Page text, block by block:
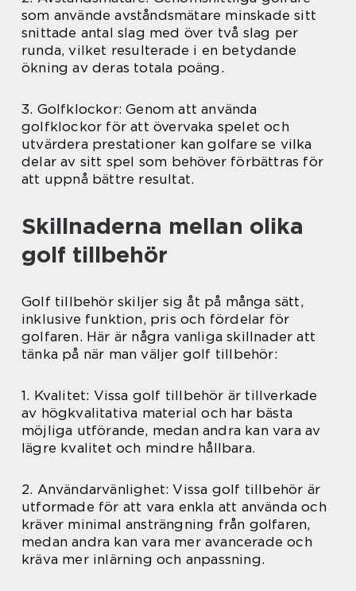
som använde avståndsmätare minskade sitt
snittade antal slag med över två slag per
runda, vilket resulterade i en betydande
ökning av deras totala poäng.
3. Golfklockor: Genom att använda
golfklockor för att övervaka spelet och
utvärdera prestationer kan golfare se vilka
delar av sitt spel som behöver förbättras för
att uppnå bättre resultat.
Skillnaderna mellan olika
golf tillbehör
Golf tillbehör skiljer sig åt på många sätt,
inklusive funktion, pris och fördelar för
golfaren. Här är några vanliga skillnader att
tänka på när man väljer golf tillbehör:
1. Kvalitet: Vissa golf tillbehör är tillverkade
av högkvalitativa material och har bästa
möjliga utförande, medan andra kan vara av
lägre kvalitet och mindre hållbara.
2. Användarvänlighet: Vissa golf tillbehör är
utformade för att vara enkla att använda och
kräver minimal ansträngning från golfaren,
medan andra kan vara mer avancerade och
kräva mer inlärning och anpassning.